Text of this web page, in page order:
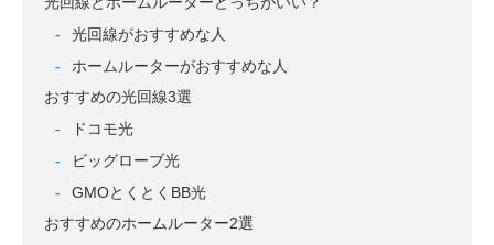
光回線がおすすめな人
ホームルーターがおすすめな人
おすすめの光回線3選
ドコモ光
ビッグローブ光
GMOとくとくBB光
おすすめのホームルーター2選